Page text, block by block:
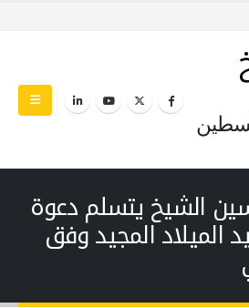
الشيخ يتسلم دعوة
المجيد وفق